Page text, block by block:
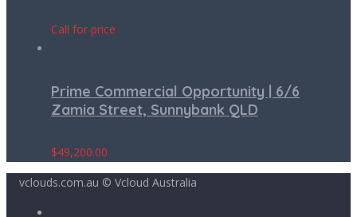
Call for price
Prime Commercial Opportunity | 6/6
Zamia Street, Sunnybank QLD
$49,200.00
vclouds.com.au © Vcloud Australia